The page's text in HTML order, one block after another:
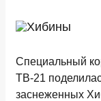
Специальный
ТВ-21
заснеженных